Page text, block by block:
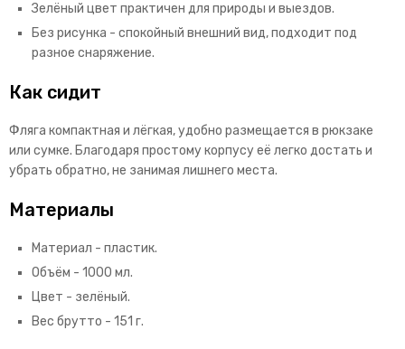
Зелёный цвет практичен для природы и выездов.
Без рисунка - спокойный внешний вид, подходит под
разное снаряжение.
Как сидит
Фляга компактная и лёгкая, удобно размещается в рюкзаке
или сумке. Благодаря простому корпусу её легко достать и
убрать обратно, не занимая лишнего места.
Материалы
Материал - пластик.
Объём - 1000 мл.
Цвет - зелёный.
Вес брутто - 151 г.